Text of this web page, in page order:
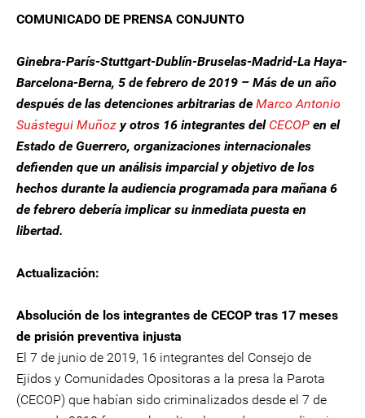
COMUNICADO DE PRENSA CONJUNTO
Ginebra-París-Stuttgart-Dublín-Bruselas-Madrid-La Haya-
Barcelona-Berna, 5 de febrero de 2019 – Más de un año
después de las detenciones arbitrarias de Marco Antonio
Suástegui Muñoz y otros 16 integrantes del CECOP en el
Estado de Guerrero, organizaciones internacionales
defienden que un análisis imparcial y objetivo de los
hechos durante la audiencia programada para mañana 6
de febrero debería implicar su inmediata puesta en
libertad.
Actualización:
Absolución de los integrantes de CECOP tras 17 meses
de prisión preventiva injusta
El 7 de junio de 2019, 16 integrantes del Consejo de
Ejidos y Comunidades Opositoras a la presa la Parota
(CECOP) que habían sido criminalizados desde el 7 de